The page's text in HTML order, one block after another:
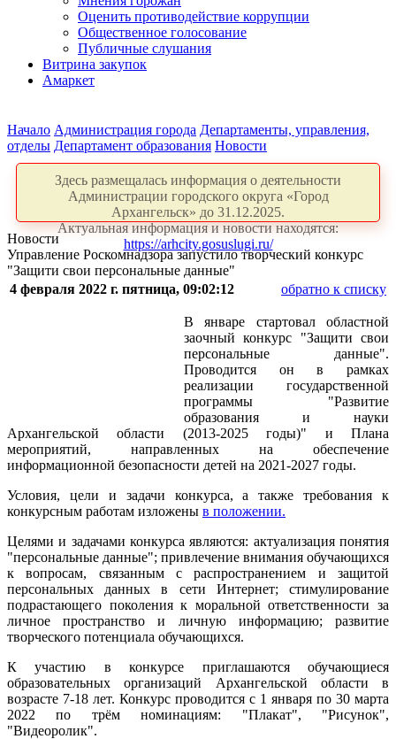
Оценить противодействие коррупции
Общественное голосование
Публичные слушания
Витрина закупок
Амаркет
Начало Администрация города Департаменты, управления,
отделы Департамент образования Новости
Здесь размещалась информация о деятельности
Администрации городского округа «Город
Архангельск» до 31.12.2025.
Актуальная информация и новости находятся:
https://arhcity.gosuslugi.ru/
Новости
Управление Роскомнадзора запустило творческий конкурс
"Защити свои персональные данные"
4 февраля 2022 г. пятница, 09:02:12
обратно к списку
В январе стартовал областной
заочный конкурс "Защити свои
персональные данные".
Проводится он в рамках
реализации государственной
программы "Развитие
образования и науки
Архангельской области (2013-2025 годы)" и Плана
мероприятий, направленных на обеспечение
информационной безопасности детей на 2021-2027 годы.
Условия, цели и задачи конкурса, а также требования к
конкурсным работам изложены в положении.
Целями и задачами конкурса являются: актуализация понятия
"персональные данные"; привлечение внимания обучающихся
к вопросам, связанным с распространением и защитой
персональных данных в сети Интернет; стимулирование
подрастающего поколения к моральной ответственности за
личное пространство и личную информацию; развитие
творческого потенциала обучающихся.
К участию в конкурсе приглашаются обучающиеся
образовательных организаций Архангельской области в
возрасте 7-18 лет. Конкурс проводится с 1 января по 30 марта
2022 по трём номинациям: "Плакат", "Рисунок",
"Видеоролик".